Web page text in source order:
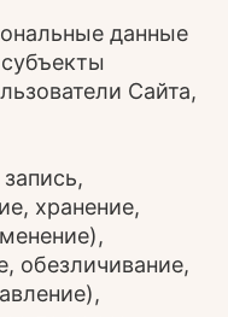
данные
Сайта,
хранение,
обезличивание,